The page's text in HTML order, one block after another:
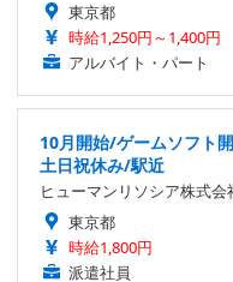
東京都
時給1,250円～1,400円
アルバイト・パート
10月開始/ゲームソフト
土日祝休み/駅近
ヒューマンリソシア株式会
東京都
時給1,800円
派遣社員